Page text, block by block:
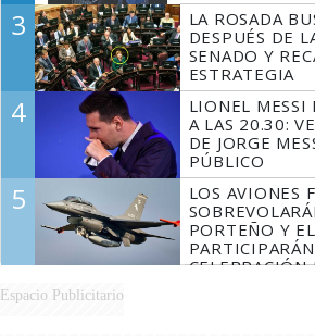
3
LA ROSADA
DESPUÉS DE
SENADO Y
ESTRATEGIA
4
LIONEL MESSI
A LAS 20.30:
DE JORGE
PÚBLICO
5
LOS AVIONES
PORTEÑO Y
CELEBRACIÓN
Espacio Publicitario